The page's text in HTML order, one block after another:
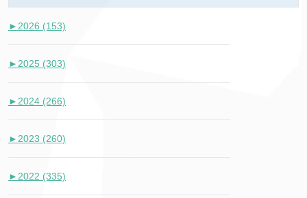
► 2026 (153)
► 2025 (303)
► 2024 (266)
► 2023 (260)
► 2022 (335)